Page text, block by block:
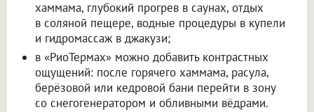
хаммама, глубокий прогрев в саунах, отдых
в соляной пещере, водные процедуры в купели
и гидромассаж в джакузи;
в «РиоТермах» можно добавить контрастных
ощущений: после горячего хаммама, расула,
берёзовой или кедровой бани перейти в зону
со снегогенератором и обливными вёдрами.